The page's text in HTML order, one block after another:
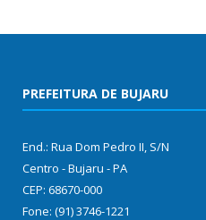
PREFEITURA DE BUJARU
End.: Rua Dom Pedro II, S/N
Centro - Bujaru - PA
CEP: 68670-000
Fone: (91) 3746-1221